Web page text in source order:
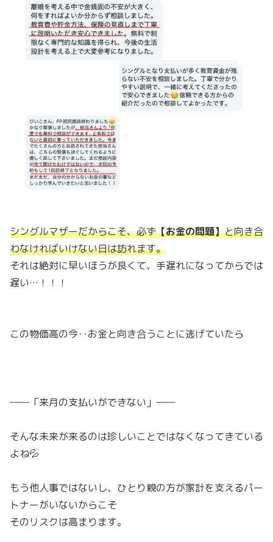
シングルマザーだからこそ、必ず【お金の問題】と向き合
わなければいけない日は訪れます。
それは絶対に早いほうが良くて、手遅れになってからでは
遅い…！！！
この物価高の今‥お金と向き合うことに逃げていたら
‐‐‐‐‐‐‐‐「来月の支払いができない」‐‐‐‐‐‐‐‐
そんな未来が来るのは珍しいことではなくなってきている
よね💦
もう他人事ではないし、ひとり親の方が家計を支えるパー
トナーがいないからこそ
そのリスクは高まります。